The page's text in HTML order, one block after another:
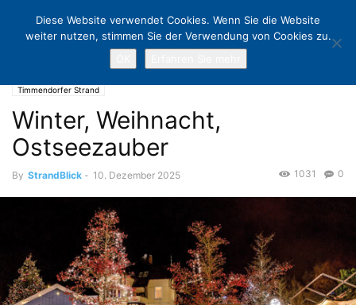
Timmendorfer Strand
Winter, Weihnacht,
Ostseezauber
By StrandBlick - 10. Dezember 2025 0
1031
Diese Website verwendet Cookies. Wenn Sie die Website
weiter nutzen, stimmen Sie der Verwendung von Cookies zu.